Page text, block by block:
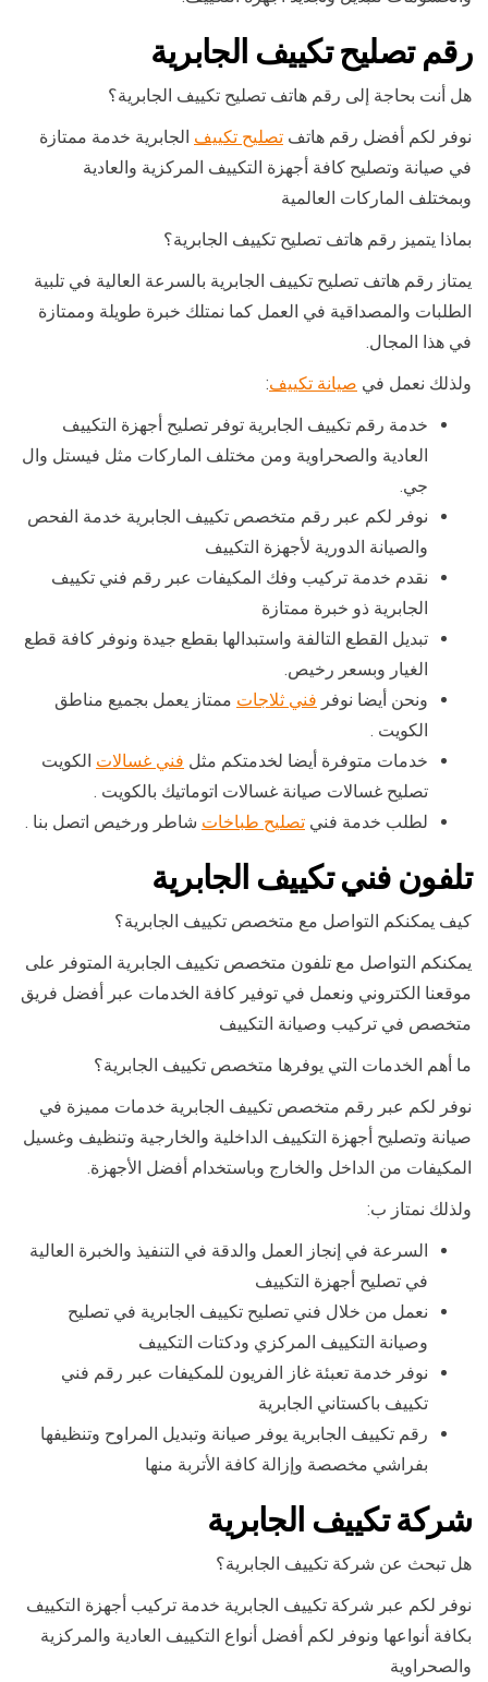
رقم تصليح تكييف الجابرية
هل أنت بحاجة إلى رقم هاتف تصليح تكييف الجابرية؟
نوفر لكم أفضل رقم هاتف تصليح تكييف الجابرية خدمة ممتازة
في صيانة وتصليح كافة أجهزة التكييف المركزية والعادية
وبمختلف الماركات العالمية
بماذا يتميز رقم هاتف تصليح تكييف الجابرية؟
يمتاز رقم هاتف تصليح تكييف الجابرية بالسرعة العالية في تلبية
الطلبات والمصداقية في العمل كما نمتلك خبرة طويلة وممتازة
في هذا المجال.
ولذلك نعمل في صيانة تكييف:
خدمة رقم تكييف الجابرية توفر تصليح أجهزة التكييف
العادية والصحراوية ومن مختلف الماركات مثل فيستل وال
جي.
نوفر لكم عبر رقم متخصص تكييف الجابرية خدمة الفحص
والصيانة الدورية لأجهزة التكييف
نقدم خدمة تركيب وفك المكيفات عبر رقم فني تكييف
الجابرية ذو خبرة ممتازة
تبديل القطع التالفة واستبدالها بقطع جيدة ونوفر كافة قطع
الغيار وبسعر رخيص.
ونحن أيضا نوفر فني ثلاجات ممتاز يعمل بجميع مناطق
الكويت .
خدمات متوفرة أيضا لخدمتكم مثل فني غسالات الكويت
تصليح غسالات صيانة غسالات اتوماتيك بالكويت .
لطلب خدمة فني تصليح طباخات شاطر ورخيص اتصل بنا .
تلفون فني تكييف الجابرية
كيف يمكنكم التواصل مع متخصص تكييف الجابرية؟
يمكنكم التواصل مع تلفون متخصص تكييف الجابرية المتوفر على
موقعنا الكتروني ونعمل في توفير كافة الخدمات عبر أفضل فريق
متخصص في تركيب وصيانة التكييف
ما أهم الخدمات التي يوفرها متخصص تكييف الجابرية؟
نوفر لكم عبر رقم متخصص تكييف الجابرية خدمات مميزة في
صيانة وتصليح أجهزة التكييف الداخلية والخارجية وتنظيف وغسيل
المكيفات من الداخل والخارج وباستخدام أفضل الأجهزة.
ولذلك نمتاز ب:
السرعة في إنجاز العمل والدقة في التنفيذ والخبرة العالية
في تصليح أجهزة التكييف
نعمل من خلال فني تصليح تكييف الجابرية في تصليح
وصيانة التكييف المركزي ودكتات التكييف
نوفر خدمة تعبئة غاز الفريون للمكيفات عبر رقم فني
تكييف باكستاني الجابرية
رقم تكييف الجابرية يوفر صيانة وتبديل المراوح وتنظيفها
بفراشي مخصصة وإزالة كافة الأتربة منها
شركة تكييف الجابرية
هل تبحث عن شركة تكييف الجابرية؟
نوفر لكم عبر شركة تكييف الجابرية خدمة تركيب أجهزة التكييف
بكافة أنواعها ونوفر لكم أفضل أنواع التكييف العادية والمركزية
والصحراوية